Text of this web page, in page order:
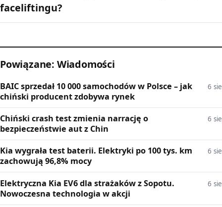
faceliftingu?
Powiązane: Wiadomości
BAIC sprzedał 10 000 samochodów w Polsce – jak
chiński producent zdobywa rynek
6 sie
Chiński crash test zmienia narrację o
bezpieczeństwie aut z Chin
6 sie
Kia wygrała test baterii. Elektryki po 100 tys. km
zachowują 96,8% mocy
6 sie
Elektryczna Kia EV6 dla strażaków z Sopotu.
Nowoczesna technologia w akcji
6 sie